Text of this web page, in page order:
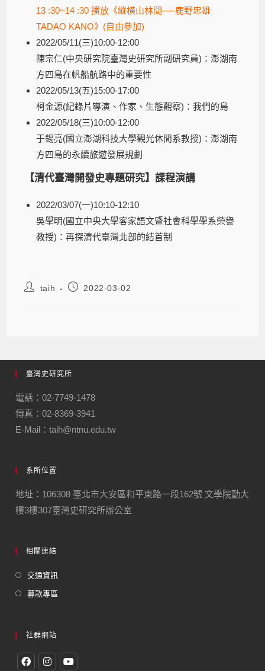
13 :30~14 :30 播放《縱橫山林間──鹿野忠雄
TADAO KANO》(自由參加)
2022/05/11(三)10:00-12:00
陳宗仁(中央研究院臺灣史研究所副研究員)：澎湖南
方四島在帆船航路中的重要性
2022/05/13(五)15:00-17:00
柯金源(紀錄片導演、作家、生態觀察)：我們的島
2022/05/18(三)10:00-12:00
于錫亮(國立澎湖科技大學觀光休閒系教授)：澎湖南
方四島的永續旅遊發展規劃
【清代臺灣開發史專題研究】課程演講
2022/03/07(一)10:10-12:10
吳學明(國立中央大學客家語文暨社會科學學系榮譽
教授)：再探清代臺灣北部的結首制
taih 2022-03-02
臺灣史研究所
電話：02-7749-1478
傳真：02-8369-3941
E-Mail：taih@ntnu.edu.tw
系所位置
地址：106308 臺北市大安區和平東路一段162號 文學院勤大
樓3樓307臺灣史研究所辦公室
相關連結
交通資訊
募款專區
社群網站